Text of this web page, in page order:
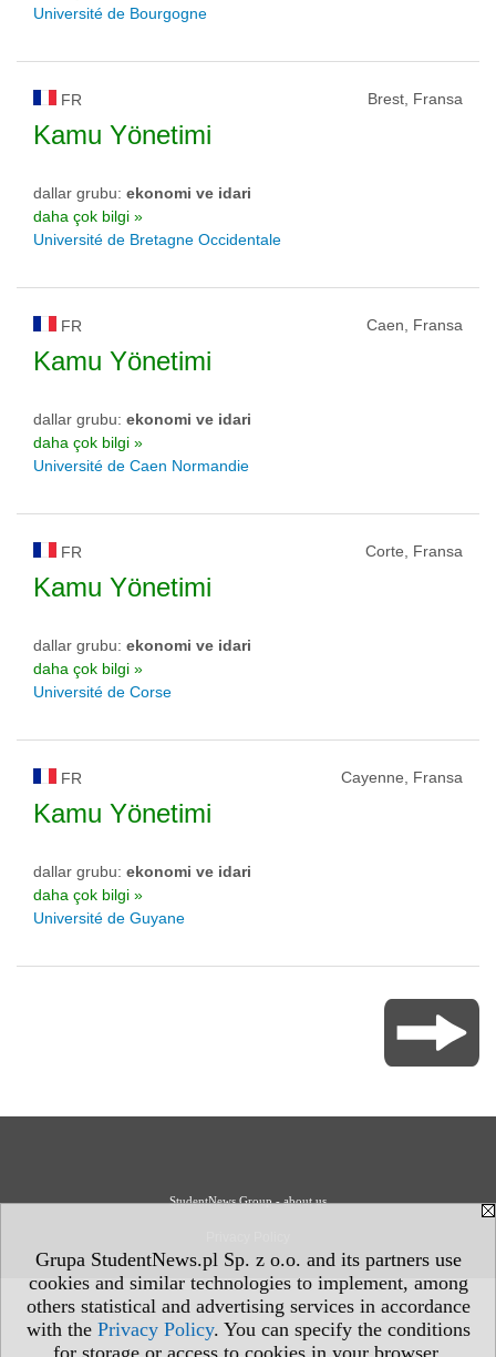
Grupa StudentNews.pl Sp. z o.o. and its partners use
cookies and similar technologies to implement, among
others statistical and advertising services in accordance
with the Privacy Policy. You can specify the conditions
for storage or access to cookies in your browser.
Université de Bourgogne
FR Brest, Fransa
Kamu Yönetimi
dallar grubu: ekonomi ve idari
daha çok bilgi »
Université de Bretagne Occidentale
FR Caen, Fransa
Kamu Yönetimi
dallar grubu: ekonomi ve idari
daha çok bilgi »
Université de Caen Normandie
FR Corte, Fransa
Kamu Yönetimi
dallar grubu: ekonomi ve idari
daha çok bilgi »
Université de Corse
FR Cayenne, Fransa
Kamu Yönetimi
dallar grubu: ekonomi ve idari
daha çok bilgi »
Université de Guyane
StudentNews Group - about us